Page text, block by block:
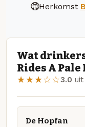
Herkomst
Wat
Rides A Pale
★★★☆☆3.0
De Hopfan